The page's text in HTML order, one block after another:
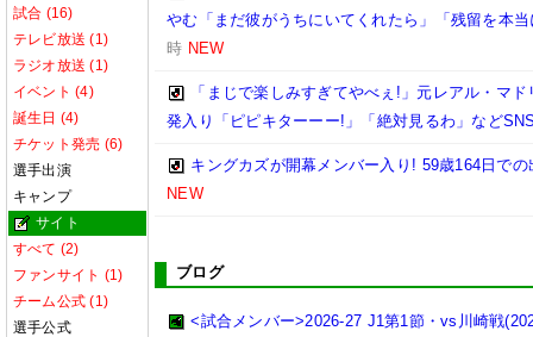
試合 (16)
テレビ放送 (1)
ラジオ放送 (1)
イベント (4)
誕生日 (4)
チケット発売 (6)
選手出演
キャンプ
サイト
すべて (2)
ファンサイト (1)
チーム公式 (1)
選手公式
やむ「まだ彼がうちにいてくれたら」「残留を本
時 NEW
「まじで楽しみすぎてやべぇ!」元レアル・マ
発入り「ピピキターーー!」「絶対見るわ」など
キングカズが開幕メンバー入り! 59歳164日で
NEW
ブログ
<試合メンバー>2026-27 J1第1節・vs川崎戦